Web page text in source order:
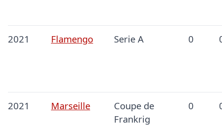
2021 Flamengo Serie A 0
2021 Marseille
Coupe de
Frankrig
0